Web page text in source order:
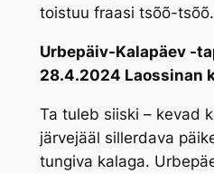
toistuu fraasi tsõõ-tsõõ.
Urbepäiv-Kalapäev -
28.4.2024 Laossinan
Ta tuleb siiski – kevad
järvejääl sillerdava
tungiva kalaga.